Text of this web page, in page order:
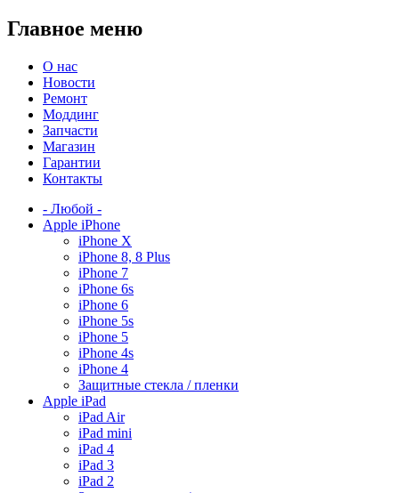
Главное меню
О нас
Новости
Ремонт
Моддинг
Запчасти
Магазин
Гарантии
Контакты
- Любой -
Apple iPhone
iPhone X
iPhone 8, 8 Plus
iPhone 7
iPhone 6s
iPhone 6
iPhone 5s
iPhone 5
iPhone 4s
iPhone 4
Защитные стекла / пленки
Apple iPad
iPad Air
iPad mini
iPad 4
iPad 3
iPad 2